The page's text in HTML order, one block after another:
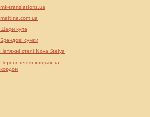
mk-translations.ua
maltina.com.ua
Шафи купе
Брендові сумки
Натяжні стелі Nova Stelya
Перевезення хворих за
кордон